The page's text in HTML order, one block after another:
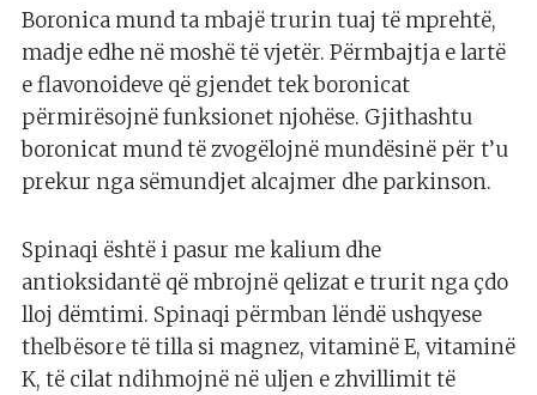
Boronica mund ta mbajë trurin tuaj të mprehtë,
madje edhe në moshë të vjetër. Përmbajtja e lartë
e flavonoideve që gjendet tek boronicat
përmirësojnë funksionet njohëse. Gjithashtu
boronicat mund të zvogëlojnë mundësinë për t’u
prekur nga sëmundjet alcajmer dhe parkinson.
Spinaqi është i pasur me kalium dhe
antioksidantë që mbrojnë qelizat e trurit nga çdo
lloj dëmtimi. Spinaqi përmban lëndë ushqyese
thelbësore të tilla si magnez, vitaminë E, vitaminë
K, të cilat ndihmojnë në uljen e zhvillimit të